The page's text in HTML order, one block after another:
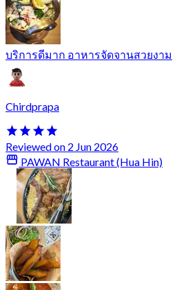
บริการดีมาก อาหารจัดจานสวยงาม
Chirdprapa
Reviewed on 2 Jun 2026
PAWAN Restaurant (Hua Hin)